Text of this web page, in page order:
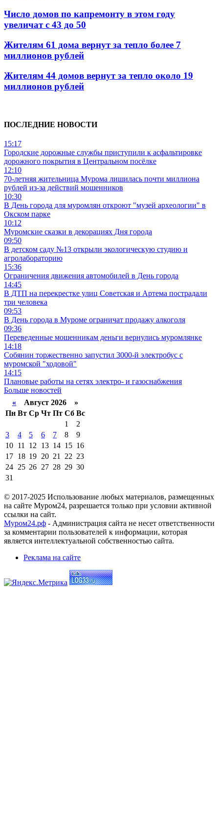
Число домов по капремонту в этом году
увеличат с 43 до 50
Жителям 61 дома вернут за тепло более 7
миллионов рублей
Жителям 44 домов вернут за тепло около 19
миллионов рублей
ПОСЛЕДНИЕ НОВОСТИ
15:17
Городские дорожные службы приступили к асфальтировке
дорожного покрытия в Центральном посёлке
12:10
70-летняя жительница Мурома лишилась почти миллиона
рублей из-за действий мошенников
10:30
В День города для муромлян откроют "музей археологии" в
Окском парке
10:12
Муромские сказки в декорациях Дня города
09:50
В детском саду №13 открыли экологическую студию и
агролабораторию
15:36
Ограничения движения автомобилей в День города
14:45
В ДТП на перекрестке улиц Советская и Артема пострадали
три человека
09:53
В День города в Муроме ограничат продажу алкоголя
09:36
Переведенные мошенникам деньги вернулись муромлянке
14:18
Собянин торжественно запустил 3000-й электробус с
муромской "ходовой"
14:15
Плановые работы на сетях электро- и газоснабжения
Больше новостей
« Август 2026 »
Пн Вт Ср Чт Пт Сб Вс
1
2
3
4 5 6 7 8
9
10 11 12 13 14 15 16
17 18 19 20 21 22 23
24 25 26 27 28 29 30
31
© 2017-2025 Использование любых материалов, размещенных
на сайте Муром24, разрешается только при условии активной
ссылки на сайт.
Муром24.рф - Администрация сайта не несет ответственности
за комментарии пользователей к информации, которая
является интеллектуальной собственностью сайта.
Реклама на сайте